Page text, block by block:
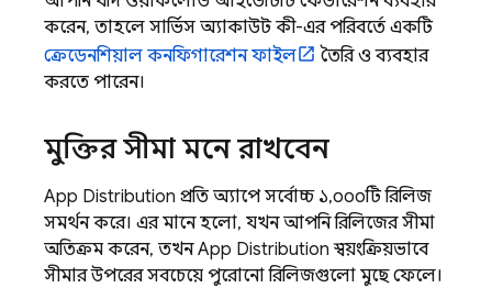
করেন, তাহলে সার্ভিস অ্যাকাউন্ট কী-এর পরিবর্তে একটি
ক্রেডেনশিয়াল কনফিগারেশন ফাইল
তৈরি ও ব্যবহার
করতে পারেন।
মুক্তির সীমা মনে রাখবেন
App Distribution প্রতি অ্যাপে সর্বোচ্চ ১,০০০টি রিলিজ
সমর্থন করে। এর মানে হলো, যখন আপনি রিলিজের সীমা
অতিক্রম করেন, তখনApp Distribution স্বয়ংক্রিয়ভাবে
সীমার উপরের সবচেয়ে পুরোনো রিলিজগুলো মুছে ফেলে।